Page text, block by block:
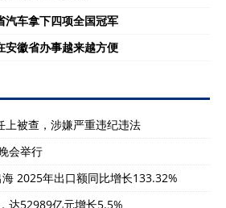
汽车拿下四项全国冠军
安徽省办事越来越方便
上被查，涉嫌严重违纪违法
会举行
2025年出口额同比增长133.32%
达52989亿元增长5.5%